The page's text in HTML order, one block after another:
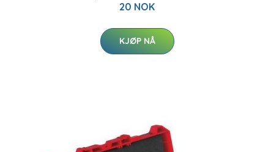
20 NOK
KJØP NÅ